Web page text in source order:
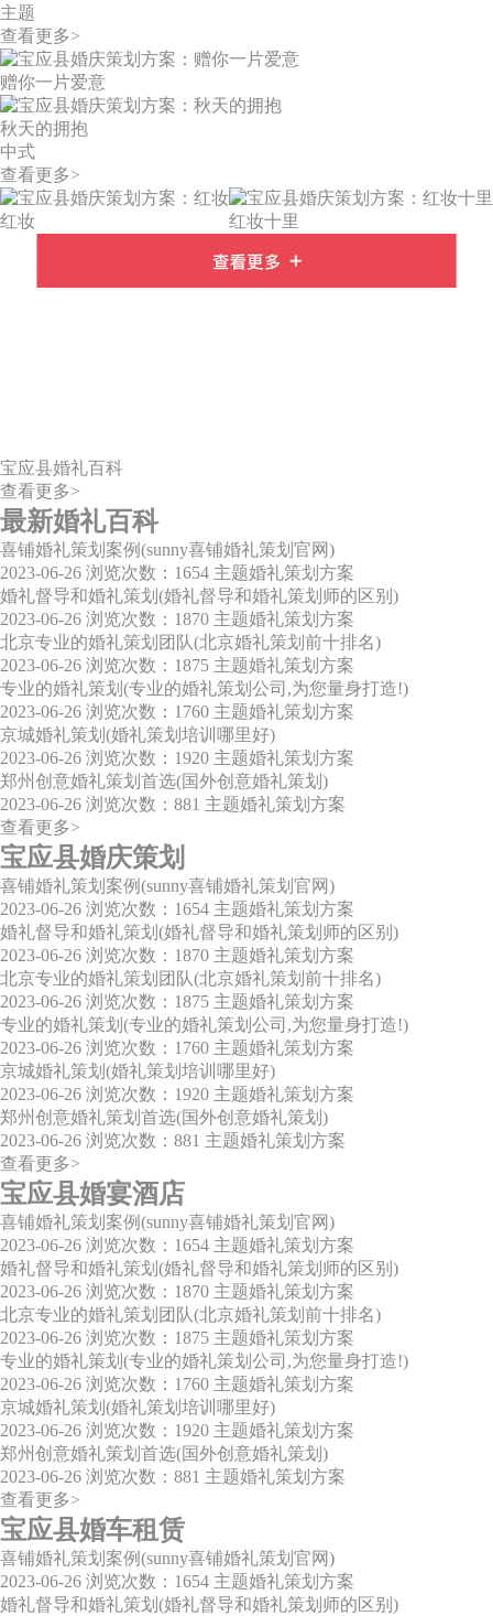
主题
查看更多>
赠你一片爱意
秋天的拥抱
中式
查看更多>
红妆 红妆十里
宝应县婚礼百科
查看更多>
最新婚礼百科
喜铺婚礼策划案例(sunny喜铺婚礼策划官网)
2023-06-26 浏览次数：1654 主题婚礼策划方案
婚礼督导和婚礼策划(婚礼督导和婚礼策划师的区别)
2023-06-26 浏览次数：1870 主题婚礼策划方案
北京专业的婚礼策划团队(北京婚礼策划前十排名)
2023-06-26 浏览次数：1875 主题婚礼策划方案
专业的婚礼策划(专业的婚礼策划公司,为您量身打造!)
2023-06-26 浏览次数：1760 主题婚礼策划方案
京城婚礼策划(婚礼策划培训哪里好)
2023-06-26 浏览次数：1920 主题婚礼策划方案
郑州创意婚礼策划首选(国外创意婚礼策划)
2023-06-26 浏览次数：881 主题婚礼策划方案
查看更多>
宝应县婚庆策划
喜铺婚礼策划案例(sunny喜铺婚礼策划官网)
2023-06-26 浏览次数：1654 主题婚礼策划方案
婚礼督导和婚礼策划(婚礼督导和婚礼策划师的区别)
2023-06-26 浏览次数：1870 主题婚礼策划方案
北京专业的婚礼策划团队(北京婚礼策划前十排名)
2023-06-26 浏览次数：1875 主题婚礼策划方案
专业的婚礼策划(专业的婚礼策划公司,为您量身打造!)
2023-06-26 浏览次数：1760 主题婚礼策划方案
京城婚礼策划(婚礼策划培训哪里好)
2023-06-26 浏览次数：1920 主题婚礼策划方案
郑州创意婚礼策划首选(国外创意婚礼策划)
2023-06-26 浏览次数：881 主题婚礼策划方案
查看更多>
宝应县婚宴酒店
喜铺婚礼策划案例(sunny喜铺婚礼策划官网)
2023-06-26 浏览次数：1654 主题婚礼策划方案
婚礼督导和婚礼策划(婚礼督导和婚礼策划师的区别)
2023-06-26 浏览次数：1870 主题婚礼策划方案
北京专业的婚礼策划团队(北京婚礼策划前十排名)
2023-06-26 浏览次数：1875 主题婚礼策划方案
专业的婚礼策划(专业的婚礼策划公司,为您量身打造!)
2023-06-26 浏览次数：1760 主题婚礼策划方案
京城婚礼策划(婚礼策划培训哪里好)
2023-06-26 浏览次数：1920 主题婚礼策划方案
郑州创意婚礼策划首选(国外创意婚礼策划)
2023-06-26 浏览次数：881 主题婚礼策划方案
查看更多>
宝应县婚车租赁
喜铺婚礼策划案例(sunny喜铺婚礼策划官网)
2023-06-26 浏览次数：1654 主题婚礼策划方案
婚礼督导和婚礼策划(婚礼督导和婚礼策划师的区别)